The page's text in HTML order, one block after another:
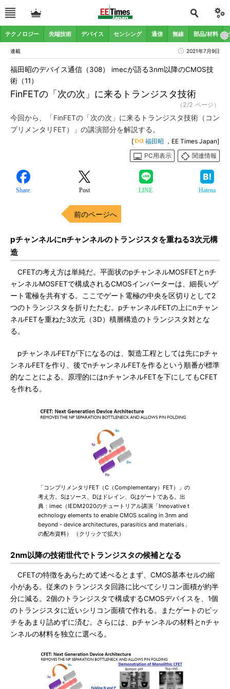
テクノロジー 先端技術 デバイス センシング 通信 無線 部品/材料
連載 2021年7月9日
FinFETの「次の次」に来るトランジスタ技術
福田昭のデバイス通信（308） imecが語る3nm以降のCMOS技
術（11）
（2/2 ページ）
今回から、「FinFETの「次の次」に来るトランジスタ技術（コン
プリメンタリFET）」の講演部分を解説する。
[ 福田昭 ，EE Times Japan]
PC用表示
関連情報
Share Post LINE Hatena
前のページへ
pチャンネルにnチャンネルのトランジスタを重ねる3次元構
造
CFETの考え方は単純だ。平面状のpチャンネルMOSFETとnチ
ャンネルMOSFETで構成されるCMOSインバーターは、細長いゲ
ート電極を共有する。ここでゲート電極の中央を区切りとして2
つのトランジスタを折りたたむ。pチャンネルFETの上にnチャン
ネルFETを重ねた3次元（3D）積層構造のトランジスタ対とな
る。
pチャンネルFETが下になるのは、製造工程としては先にpチャ
ンネルFETを作り、後でnチャンネルFETを作るという順番が標準
的なことによる。原理的にはnチャンネルFETを下にしてもCFET
を作れる。
「コンプリメンタリFET（C（Complementary）FET）」の
考え方。Sはソース、Dはドレイン、Gはゲートである。出
典：imec（IEDM2020のチュートリアル講演「Innovative t
echnology elements to enable CMOS scaling in 3nm and
beyond - device architectures, parasitics and materials」
の配布資料） （クリックで拡大）
2nm以降の技術世代でトランジスタの候補となる
CFETの特徴をあらためて述べるとまず、CMOS基本セルの縮
小がある。従来のトランジスタ回路に比べてシリコン面積が約半
分に減る。2個のトランジスタで構成するCMOSデバイスを、1個
のトランジスタに近いシリコン面積で作れる。またゲートのピッ
チをあまり詰めずに済む。さらには、pチャンネルの材料とnチャ
ンネルの材料を独立に選べる。